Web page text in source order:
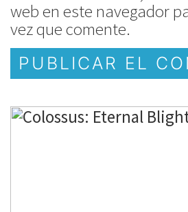
web en este navegador
vez que comente.